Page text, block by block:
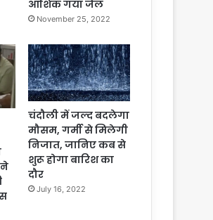
आशिक गया जेल
November 25, 2022
चंदौली में जल्द बदलेगा
मौसम, गर्मी से मिलेगी
निजात, जानिए कब से
शुरू होगा बारिश का
दौर
July 16, 2022